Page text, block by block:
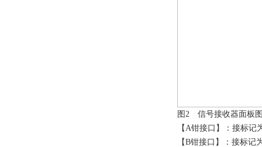
图2 信号接收器面板
【A钳接口】：接标
【B钳接口】：接标记